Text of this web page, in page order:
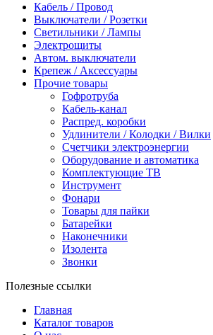
Кабель / Провод
Выключатели / Розетки
Светильники / Лампы
Электрощиты
Автом. выключатели
Крепеж / Аксессуары
Прочие товары
Гофротруба
Кабель-канал
Распред. коробки
Удлинители / Колодки / Вилки
Счетчики электроэнергии
Оборудование и автоматика
Комплектующие ТВ
Инструмент
Фонари
Товары для пайки
Батарейки
Наконечники
Изолента
Звонки
Полезные ссылки
Главная
Каталог товаров